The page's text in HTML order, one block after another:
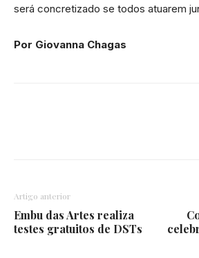
será concretizado se todos atuarem
Por Giovanna Chagas
Artigo anterior
Embu das Artes realiza
testes gratuitos de DSTs